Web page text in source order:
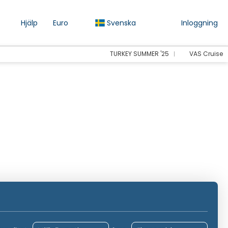
Hjälp Euro Svenska Inloggning
TURKEY SUMMER '25 VAS Cruise